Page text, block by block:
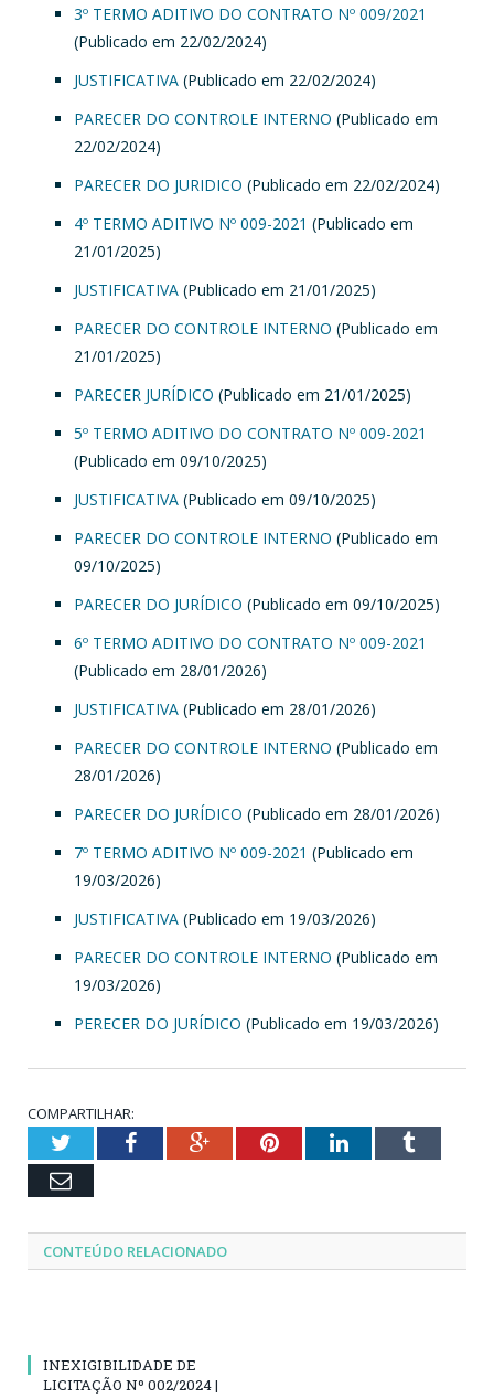
3º TERMO ADITIVO DO CONTRATO Nº 009/2021
(Publicado em 22/02/2024)
JUSTIFICATIVA (Publicado em 22/02/2024)
PARECER DO CONTROLE INTERNO (Publicado em
22/02/2024)
PARECER DO JURIDICO (Publicado em 22/02/2024)
4º TERMO ADITIVO Nº 009-2021 (Publicado em
21/01/2025)
JUSTIFICATIVA (Publicado em 21/01/2025)
PARECER DO CONTROLE INTERNO (Publicado em
21/01/2025)
PARECER JURÍDICO (Publicado em 21/01/2025)
5º TERMO ADITIVO DO CONTRATO Nº 009-2021
(Publicado em 09/10/2025)
JUSTIFICATIVA (Publicado em 09/10/2025)
PARECER DO CONTROLE INTERNO (Publicado em
09/10/2025)
PARECER DO JURÍDICO (Publicado em 09/10/2025)
6º TERMO ADITIVO DO CONTRATO Nº 009-2021
(Publicado em 28/01/2026)
JUSTIFICATIVA (Publicado em 28/01/2026)
PARECER DO CONTROLE INTERNO (Publicado em
28/01/2026)
PARECER DO JURÍDICO (Publicado em 28/01/2026)
7º TERMO ADITIVO Nº 009-2021 (Publicado em
19/03/2026)
JUSTIFICATIVA (Publicado em 19/03/2026)
PARECER DO CONTROLE INTERNO (Publicado em
19/03/2026)
PERECER DO JURÍDICO (Publicado em 19/03/2026)
COMPARTILHAR:
TwitterFacebookGoogle+PinterestLinkedInTumblr
Email
CONTEÚDO RELACIONADO
INEXIGIBILIDADE DE
LICITAÇÃO Nº 002/2024 |